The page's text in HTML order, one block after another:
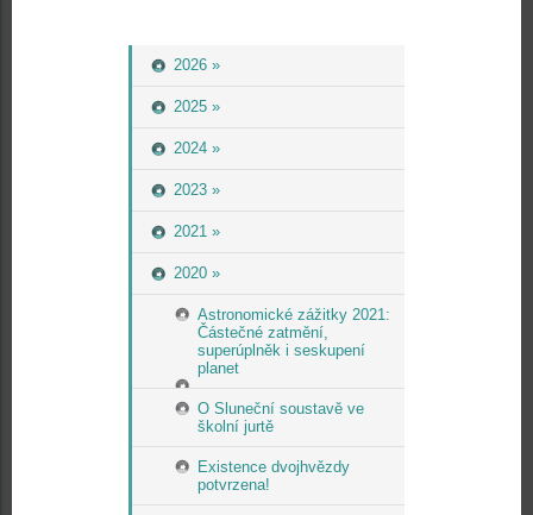
2026 »
2025 »
2024 »
2023 »
2021 »
2020 »
Astronomické zážitky 2021:
Částečné zatmění,
superúplněk i seskupení
planet
O Sluneční soustavě ve
školní jurtě
Existence dvojhvězdy
potvrzena!